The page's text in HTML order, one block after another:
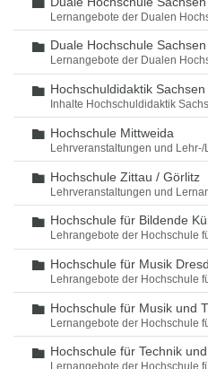
Lernangebote der Dualen
Ordner
Duale Hochschule
Lernangebote der Dualen
Ordner
Hochschuldidaktik Sachsen
Inhalte Hochschuldidaktik
Ordner
Hochschule Mittweida
Lehrveranstaltungen und
Ordner
Hochschule Zittau / Görlitz
Lehrveranstaltungen und
Ordner
Hochschule für Bildende
Lehrangebote der Hochschule
Ordner
Hochschule für Musik
Lehrangebote der Hochschule
Ordner
Hochschule für Musik und
Lernangebote der Hochschule
Ordner
Hochschule für Technik
Lernangebote der Hochschule